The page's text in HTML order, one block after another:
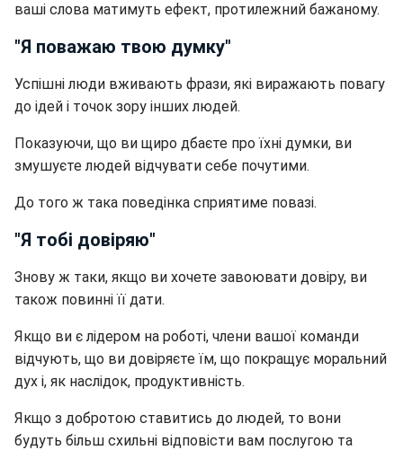
ваші слова матимуть ефект, протилежний бажаному.
"Я поважаю твою думку"
Успішні люди вживають фрази, які виражають повагу
до ідей і точок зору інших людей.
Показуючи, що ви щиро дбаєте про їхні думки, ви
змушуєте людей відчувати себе почутими.
До того ж така поведінка сприятиме повазі.
"Я тобі довіряю"
Знову ж таки, якщо ви хочете завоювати довіру, ви
також повинні її дати.
Якщо ви є лідером на роботі, члени вашої команди
відчують, що ви довіряєте їм, що покращує моральний
дух і, як наслідок, продуктивність.
Якщо з добротою ставитись до людей, то вони
будуть більш схильні відповісти вам послугою та